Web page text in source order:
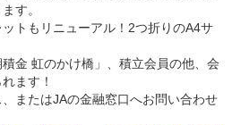
す。
トもリニューアル！2つ折りのA4サ
金 虹のかけ橋」、積立会員の他、会
ます！
またはJAの金融窓口へお問い合わせ